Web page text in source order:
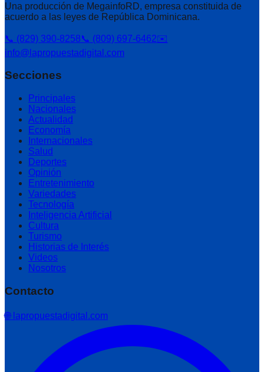
Una producción de MegainfoRD, empresa constituida de
acuerdo a las leyes de República Dominicana.
📞 (829) 390-8258📞 (809) 697-6462✉️
info@lapropuestadigital.com
Secciones
Principales
Nacionales
Actualidad
Economía
Internacionales
Salud
Deportes
Opinión
Entretenimiento
Variedades
Tecnología
Inteligencia Artificial
Cultura
Turismo
Historias de Interés
Videos
Nosotros
Contacto
🌐 lapropuestadigital.com